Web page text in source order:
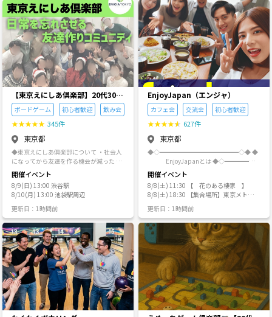
「行きたい」「やってみたい」と思った
ことを、思いつきで実施することがあり
ます。 O＆A Q：なぜ自然科学を土台にす
るのか？ A：主催者の思想的な偏りで
す。 私は科学を愛しています。 価値観は
自由でも、事実は自由ではないと考えて
いるので、自然科学を土台にしていま
す。 哲学や価値観の問題に「絶対的な正
解」があるとは思っていません。 ただ、
少なくとも何が事実として分かっている
のかを無視したまま議論することには、
あまり興味がありません。 「何を信じた
いか」を考える前に、まず「何が分かっ
ているのか」を大切にしたい。 そのた
め、自然科学を一つの共通基盤として扱
っています。 Q：つなげーとは、もとも
と出会いや交流を目的とした側面の強い
サービスだと思うが、Agora Caféは個人
情報の交換禁止など、人間関係に対する
ルールが厳しすぎないか？ A：主催者
は、人間が好きではありません。人間関
係もあまり好きではありません。 ...とい
うと誤解されそうですが、「仲良くなる
こと」や「コミュニティ化」が前提にな
る空間に、少し息苦しさを感じていま
す。 Agora Caféでは、誰と仲が良いか、
どんな肩書きか、どんな立場かよりも、
「今ここで何を考えるか」を大切にした
いと考えています。 そのため、個人情報
の交換や過度な私的交流を前提にしない
ことで、できるだけフラットに参加でき
る場を守ろうとしています。 もちろん、
人として自然に関係が生まれること自体
を否定したいわけではありません。 （私
してください。 ◆ゆる山★のグループ登
山とは・・・ ・10名を超える日もあり大
人数で行動することが多いです。 ・3-5人
のグループを作り少人数で歩くことが多
いです。 ・30分から1時間経過するとグ
ループのメンバーを入れ替えます。 ・こ
れを何度か繰り返し、いろいろな方とお
話しできるようにしています。 ・大人数
は苦手・・・という方でも少人数のグル
ープで歩くので大丈夫だったという声も
多数いただいています。 ◆その他 ・事故
やトラブル等につきましては、すべて自
己責任でのご参加をお願いいたします。
個人間のトラブルは主催者は関与いたし
ませんので予めご了承ください。 ◆禁止
事項 以下に該当する方は、今後のイベン
ト参加をお断りし、サークルから退会し
ていただく場合があります。サークルの
雰囲気を大切にしておりますので、ご理
解のほどお願いいたします。 ・社会人と
してふさわしくない身なり・風貌・言動
の方 ・サークルまたは個人の活動への勧
誘を行う方 ・宗教・ネットワークビジネ
ス・他サークル等への勧誘を目的とされ
る方 ・主催者の指示に従わず、運営にご
協力いただけない方 ・他の参加者から苦
情が多い方 ・参加申し込み後のキャンセ
ルが多い方 ・その他、主催者がサークル
メンバーとしてふさわしくないと判断し
た方 ・類似したサークルを運営している
方（クリエイター含む）、または今後同
様のサークルを立ち上げる予定の方
ントへの勧誘
【東京えにしあ倶楽部】20代30代
中心！社会人のための“もうひと
つの居場所”
ボードゲーム 初心者歓迎 飲み会
★★★★★ 345件
東京都
◆東京えにしあ倶楽部について ・社会人
になってから友達を作る機会が減った ・
新しい趣味や楽しみを見つけたい ・上京
して新しいつながりがほしい ・休日をも
っと充実させたい ・気軽に遊べる仲間が
いたらいいな そんな人たちが集まる、 あ
たたかくて、ちょっと帰ってきたくなる
ベントを通じて顔見知りが増え、気づけ
ば「また来たいな」と思える。 そんな地
元みたいな安心感を、みんなで少しずつ
作っています。 まずは気軽に一度、遊び
に来てみてください😊 ⭐️ 複数回参加す
る方向けに、お得な特典付きサブスクプ
ランもご用意しています！ ◆イベントに
ついて 飲み会・アウトドア・ボードゲー
ム・スポーツなど、 さまざまなイベント
を毎週開催しています。 中でも人気なの
開催イベント
8/9(日) 13:00 渋谷駅
8/10(月) 13:00 池袋駅周辺
更新日：1時間前
EnjoyJapan（エンジャ）
カフェ会 交流会 初心者歓迎
★★★★★ 627件
東京都
◆◇━━━━━━━━━━━━━◇◆ ◆
EnjoyJapanとは ◆◇━━━━━
━━━━━━━━◇◆ 「 運命は偶然から
」をコンセプト として、「 楽しいを自ら
創っていく 」を活動テーマにしている、
18歳の方からご参加頂ける社会人サーク
ルです。 👉イベント運営を主体としたサ
ある方は気軽にお声がけください♪😊 ▼
エンジョイジャパンのイベント一覧▼ htt
ps://tunagate.com/circle/76505/event
s/ ▍ご挨拶✨ 皆さん、はじめまして！こ
んにちわ♪ 当企画をご覧頂きまして誠に
有難うございます！ 月に40回程のイベン
トを開催していますので、今日・明日に
でも色々なイベントが探せると思います
✨ ▍参加者さんへの想い❣ 折角ご参加
頂いた皆さんには ❶ 期待していた出会い
開催イベント
8/8(土) 11:30 【 花のある棲家 】
8/8(土) 18:30 【集合場所】東京メトロ
水上バス乗船場B1広場」公衆トイレ前
更新日：1時間前